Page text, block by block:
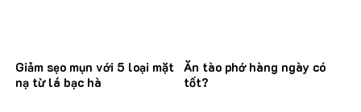
Giảm sẹo mụn với 5 loại mặt
nạ từ lá bạc hà
Ăn tào phớ hàng ngày có
tốt?